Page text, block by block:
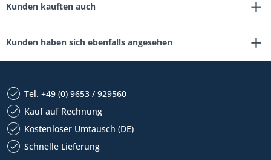
Kunden kauften auch
Kunden haben sich ebenfalls angesehen
Tel. +49 (0) 9653 / 929560
Kauf auf Rechnung
Kostenloser Umtausch (DE)
Schnelle Lieferung